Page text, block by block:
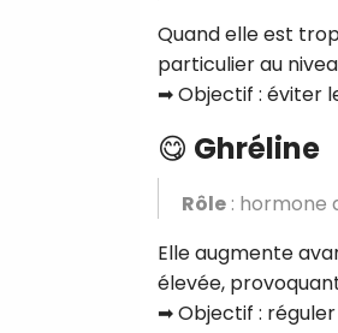
Quand elle est
particulier au
➡ Objectif : éviter
😋 Ghréline
Rôle : hormone
Elle augmente
élevée,
➡ Objectif :